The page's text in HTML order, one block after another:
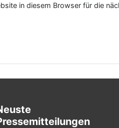
in diesem Browser für die